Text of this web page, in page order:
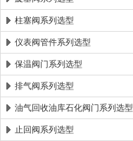
柱塞阀系列选型
仪表阀管件系列选型
保温阀门系列选型
排气阀系列选型
油气回收油库石化阀门系列选型
止回阀系列选型